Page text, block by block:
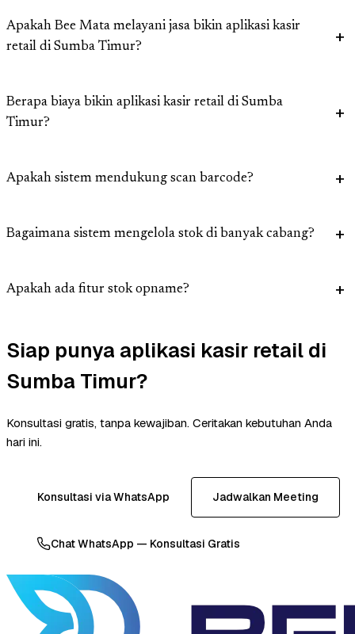
Apakah Bee Mata melayani jasa bikin aplikasi kasir
retail di Sumba Timur?
Berapa biaya bikin aplikasi kasir retail di Sumba
Timur?
Apakah sistem mendukung scan barcode?
Bagaimana sistem mengelola stok di banyak cabang?
Apakah ada fitur stok opname?
Siap punya aplikasi kasir retail di
Sumba Timur?
Konsultasi gratis, tanpa kewajiban. Ceritakan kebutuhan Anda
hari ini.
Konsultasi via WhatsApp Jadwalkan Meeting
Chat WhatsApp — Konsultasi Gratis